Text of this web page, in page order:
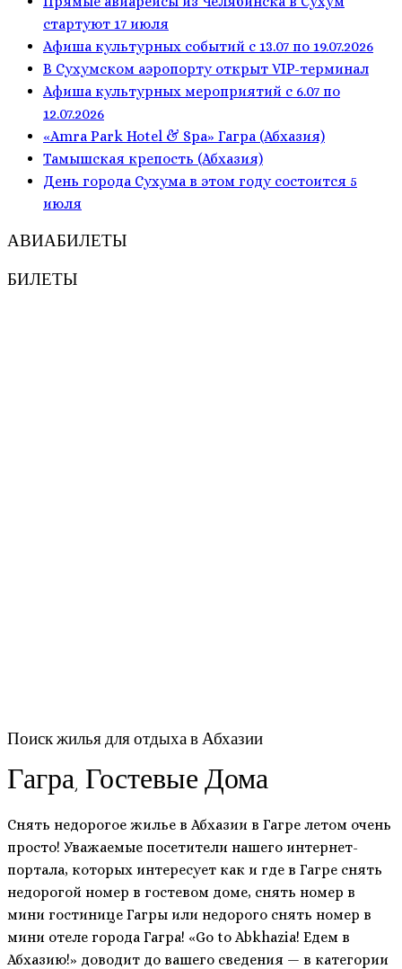
стартуют 17 июля
Афиша культурных событий с 13.07 по 19.07.2026
В Сухумском аэропорту открыт VIP-терминал
Афиша культурных мероприятий с 6.07 по
12.07.2026
«Amra Park Hotel & Spa» Гагра (Абхазия)
Тамышская крепость (Абхазия)
День города Сухума в этом году состоится 5
июля
АВИАБИЛЕТЫ
БИЛЕТЫ
Поиск жилья для отдыха в Абхазии
Гагра, Гостевые Дома
Снять недорогое жилье в Абхазии в Гагре летом очень
просто! Уважаемые посетители нашего интернет-
портала, которых интересует как и где в Гагре снять
недорогой номер в гостевом доме, снять номер в
мини гостинице Гагры или недорого снять номер в
мини отеле города Гагра! «Go to Abkhazia! Едем в
Абхазию!» доводит до вашего сведения — в категории